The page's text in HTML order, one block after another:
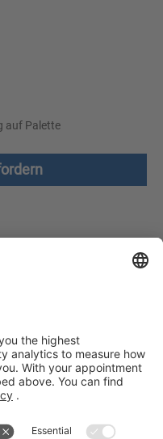
auf Palette